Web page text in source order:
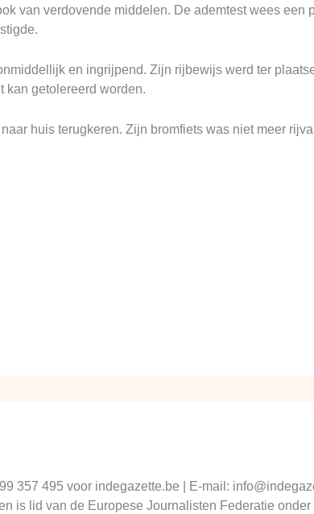
van verdovende middelen. De ademtest wees een
en ingrijpend. Zijn rijbewijs werd ter
kan getolereerd worden.
huis terugkeren. Zijn bromfiets was niet meer
357 495 voor indegazette.be | E-mail:
is lid van de Europese Journalisten Federatie